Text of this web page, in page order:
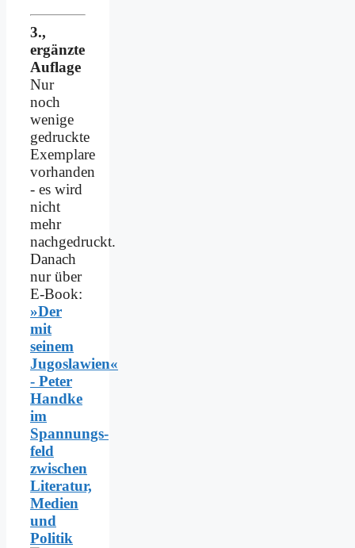
3.,
ergänzte
Auflage
Nur
noch
wenige
gedruckte
Exemplare
vorhanden
- es wird
nicht
mehr
nachgedruckt.
Danach
nur über
E-Book:
»Der
mit
seinem
Jugoslawien«
- Peter
Handke
im
Spannungs­
feld
zwischen
Literatur,
Medien
und
Politik